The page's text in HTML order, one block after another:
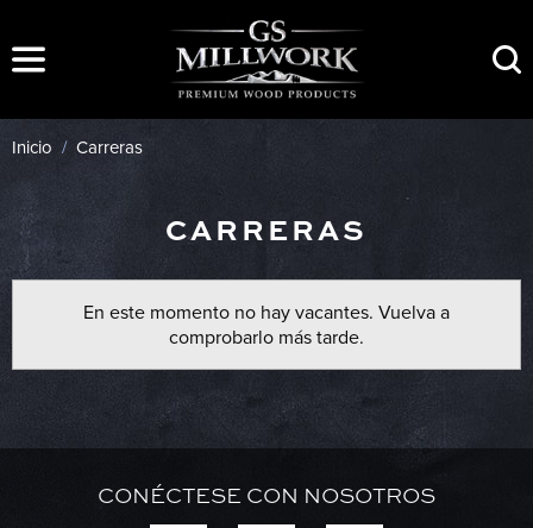
contenido
Inicio / Carreras
CARRERAS
En este momento no hay vacantes. Vuelva a
comprobarlo más tarde.
CONÉCTESE CON NOSOTROS